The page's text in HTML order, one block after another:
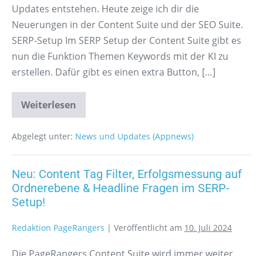
Updates entstehen. Heute zeige ich dir die
Neuerungen in der Content Suite und der SEO Suite.
SERP-Setup Im SERP Setup der Content Suite gibt es
nun die Funktion Themen Keywords mit der KI zu
erstellen. Dafür gibt es einen extra Button, […]
Weiterlesen
Abgelegt unter: News und Updates (Appnews)
Neu: Content Tag Filter, Erfolgsmessung auf
Ordnerebene & Headline Fragen im SERP-
Setup!
Redaktion PageRangers | Veröffentlicht am 10. Juli 2024